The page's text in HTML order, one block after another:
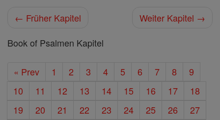
← Früher Kapitel
Weiter Kapitel →
Book of Psalmen Kapitel
« Prev 1 2 3 4 5 6 7 8
9
10
11 12 13 14 15 16 17
18
19
20 21 22 23 24 25 26
27